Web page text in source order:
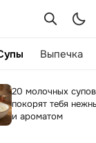
Выпечка
20 молочных
покорят тебя
и ароматом